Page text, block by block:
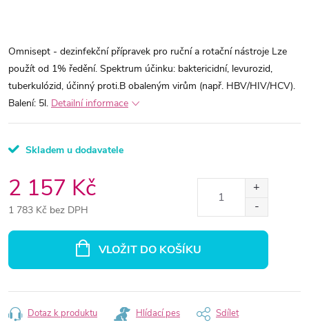
Omnisept - dezinfekční přípravek pro ruční a rotační nástroje Lze
použít od 1% ředění. Spektrum účinku: baktericidní, levurozid,
tuberkulózid, účinný proti.B obaleným virům (např. HBV/HIV/HCV).
Balení: 5l. Detailní informace
Skladem u dodavatele
2 157 Kč
1 783 Kč bez DPH
VLOŽIT DO KOŠÍKU
Dotaz k produktu Hlídací pes Sdílet